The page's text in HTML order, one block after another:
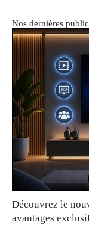
Nos dernières
Découvrez le
avantages